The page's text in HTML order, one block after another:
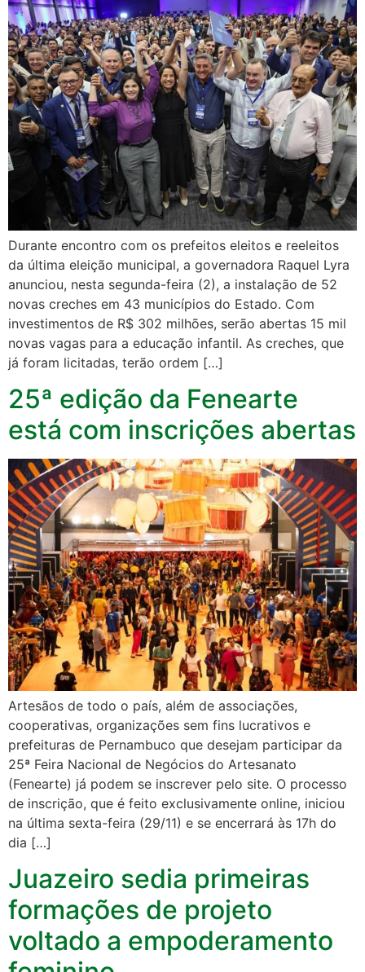
Durante encontro com os prefeitos eleitos e reeleitos
da última eleição municipal, a governadora Raquel Lyra
anunciou, nesta segunda-feira (2), a instalação de 52
novas creches em 43 municípios do Estado. Com
investimentos de R$ 302 milhões, serão abertas 15 mil
novas vagas para a educação infantil. As creches, que
já foram licitadas, terão ordem […]
25ª edição da Fenearte
está com inscrições abertas
Artesãos de todo o país, além de associações,
cooperativas, organizações sem fins lucrativos e
prefeituras de Pernambuco que desejam participar da
25ª Feira Nacional de Negócios do Artesanato
(Fenearte) já podem se inscrever pelo site. O processo
de inscrição, que é feito exclusivamente online, iniciou
na última sexta-feira (29/11) e se encerrará às 17h do
dia […]
Juazeiro sedia primeiras
formações de projeto
voltado a empoderamento